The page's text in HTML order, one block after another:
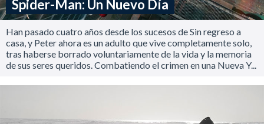
Spider-Man: Un Nuevo Día
Han pasado cuatro años desde los sucesos de Sin regreso a
casa, y Peter ahora es un adulto que vive completamente solo,
tras haberse borrado voluntariamente de la vida y la memoria
de sus seres queridos. Combatiendo el crimen en una Nueva Y...